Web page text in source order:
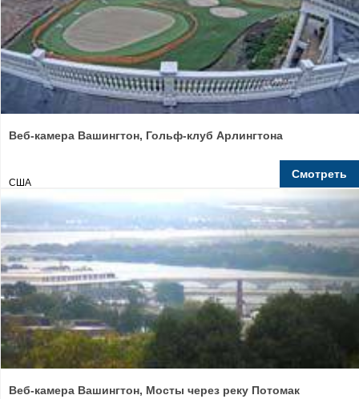
Веб-камера Вашингтон, Гольф-клуб Арлингтона
США
Смотреть
Веб-камера Вашингтон, Мосты через реку Потомак